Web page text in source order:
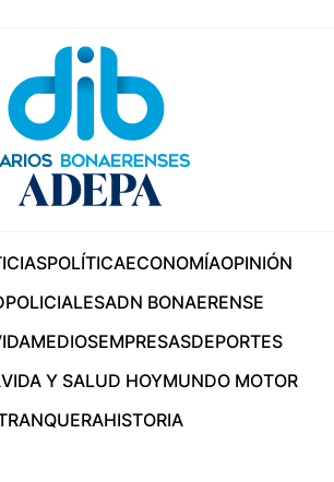
POLÍTICAECONOMÍAOPINIÓN
POLICIALESADN BONAERENSE
MEDIOSEMPRESASDEPORTES
VIDA Y SALUD HOYMUNDO MOTOR
HISTORIA